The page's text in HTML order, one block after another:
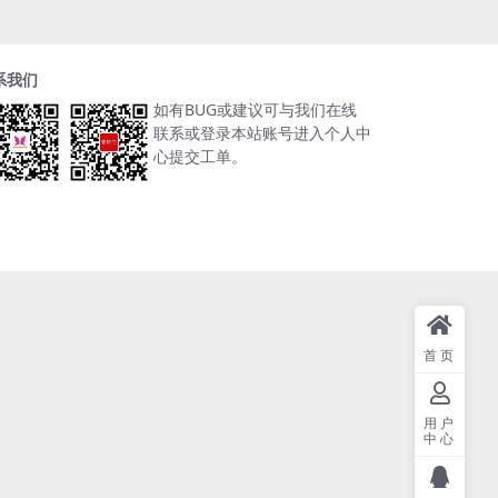
我们
如有BUG或建议可与我们在线
联系或登录本站账号进入个人中
心提交工单。
首页
用户
中心